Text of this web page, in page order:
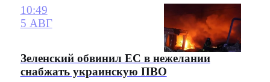
10:49
5 АВГ
Зеленский обвинил ЕС в нежелании
снабжать украинскую ПВО